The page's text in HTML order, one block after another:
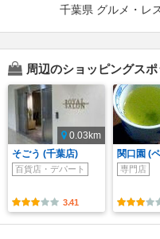
千葉県 グルメ・レ
周辺のショッピングスポ
0.03km
そごう (千葉店)
百貨店・デパート
3.41
関口園 (
専門店